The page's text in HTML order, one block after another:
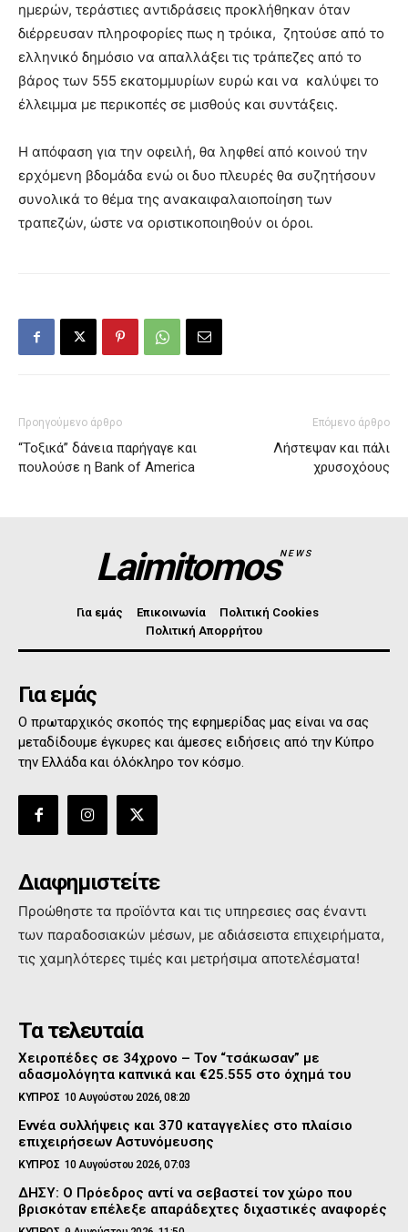
ημερών, τεράστιες αντιδράσεις προκλήθηκαν όταν
διέρρευσαν πληροφορίες πως η τρόικα, ζητούσε από το
ελληνικό δημόσιο να απαλλάξει τις τράπεζες από το
βάρος των 555 εκατομμυρίων ευρώ και να καλύψει το
έλλειμμα με περικοπές σε μισθούς και συντάξεις.
Η απόφαση για την οφειλή, θα ληφθεί από κοινού την
ερχόμενη βδομάδα ενώ οι δυο πλευρές θα συζητήσουν
συνολικά το θέμα της ανακαιφαλαιοποίηση των
τραπεζών, ώστε να οριστικοποιηθούν οι όροι.
Προηγούμενο άρθρο
“Τοξικά” δάνεια παρήγαγε και
πουλούσε η Bank of America
Επόμενο άρθρο
Λήστεψαν και πάλι
χρυσοχόους
LaimitomosNEWS
Για εμάς Επικοινωνία
Πολιτική Cookies
Πολιτική Απορρήτου
Για εμάς
Ο πρωταρχικός σκοπός της εφημερίδας μας είναι να σας
μεταδίδουμε έγκυρες και άμεσες ειδήσεις από την Κύπρο
την Ελλάδα και όλόκληρο τον κόσμο.
Διαφημιστείτε
Προώθηστε τα προϊόντα και τις υπηρεσιες σας έναντι
των παραδοσιακών μέσων, με αδιάσειστα επιχειρήματα,
τις χαμηλότερες τιμές και μετρήσιμα αποτελέσματα!
Τα τελευταία
Χειροπέδες σε 34χρονο – Τον “τσάκωσαν” με
αδασμολόγητα καπνικά και €25.555 στο όχημά του
ΚΥΠΡΟΣ 10 Αυγούστου 2026, 08:20
Εννέα συλλήψεις και 370 καταγγελίες στο πλαίσιο
επιχειρήσεων Αστυνόμευσης
ΚΥΠΡΟΣ 10 Αυγούστου 2026, 07:03
ΔΗΣΥ: Ο Πρόεδρος αντί να σεβαστεί τον χώρο που
βρισκόταν επέλεξε απαράδεχτες διχαστικές αναφορές